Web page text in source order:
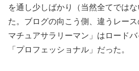
を通し少しばかり（当然全てでは
た。ブログの向こう側、違うレー
マチュアサラリーマン」はロード
「プロフェッショナル」だった。